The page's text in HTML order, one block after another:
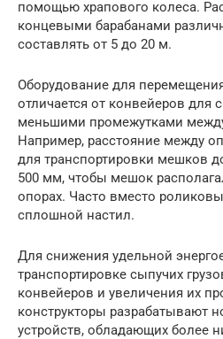
помощью храпового колеса.
концевыми барабанами
составлять от 5 до 20 м.
Оборудование для
отличается от конвейеров для
меньшими промежутками
Например, расстояние между
для транспортировки мешков
500 мм, чтобы мешок
опорах. Часто вместо
сплошной настил.
Для снижения удельной
транспортировке сыпучих
конвейеров и увеличения их
конструкторы разрабатывают
устройств, обладающих более